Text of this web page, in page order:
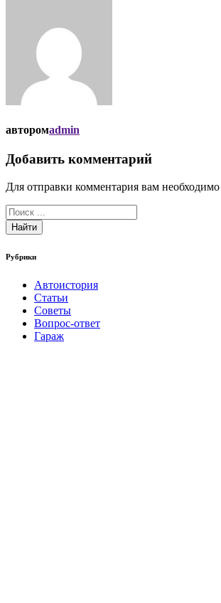
авторомadmin
Добавить комментарий
Для отправки комментария вам необходимо
Найти
Рубрики
Автоистория
Статьи
Советы
Вопрос-ответ
Гараж